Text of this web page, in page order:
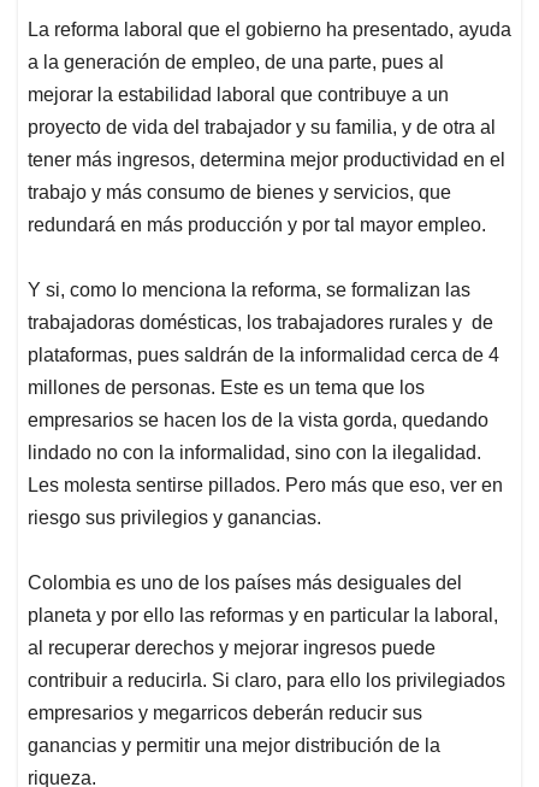
Y si, como lo menciona la reforma, se formalizan las
trabajadoras domésticas, los trabajadores rurales y de
plataformas, pues saldrán de la informalidad cerca de 4
millones de personas. Este es un tema que los
empresarios se hacen los de la vista gorda, quedando
lindado no con la informalidad, sino con la ilegalidad.
riesgo sus privilegios y ganancias.
Colombia es uno de los países más desiguales del
planeta y por ello las reformas y en particular la laboral,
al recuperar derechos y mejorar ingresos puede
contribuir a reducirla. Si claro, para ello los privilegiados
empresarios y megarricos deberán reducir sus
ganancias y permitir una mejor distribución de la
El estallido social cambió la agenda del país y quién
mejor la ha interpretado es el actual presidente Gustavo
Petro, que por ello la ganó, respaldado por la mayoría de
los colombianos.
Las élites y la clase empresarial, pueden seguir de